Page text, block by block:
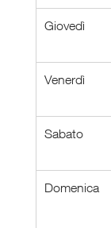
Giovedì
Venerdì
Sabato
Domenica